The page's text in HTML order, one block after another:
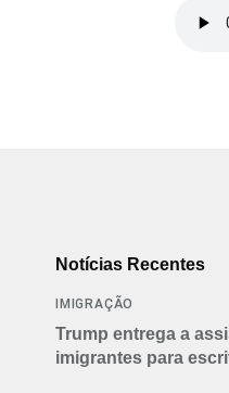
Notícias Recentes
IMIGRAÇÃO
Trump entrega a
imigrantes para